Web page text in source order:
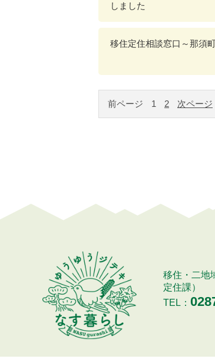
しました
移住定住相談窓口～那須
前ページ 1 2 次ページ
移住・二地
定住課）
TEL：